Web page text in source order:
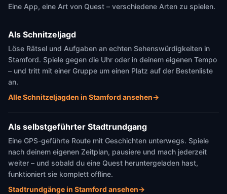
Eine App, eine Art von Quest – verschiedene Arten zu spielen.
Als Schnitzeljagd
Löse Rätsel und Aufgaben an echten Sehenswürdigkeiten in
Stamford. Spiele gegen die Uhr oder in deinem eigenen Tempo
– und tritt mit einer Gruppe um einen Platz auf der Bestenliste
an.
Alle Schnitzeljagden in Stamford ansehen→
Als selbstgeführter Stadtrundgang
Eine GPS-geführte Route mit Geschichten unterwegs. Spiele
nach deinem eigenen Zeitplan, pausiere und mach jederzeit
weiter – und sobald du eine Quest heruntergeladen hast,
funktioniert sie komplett offline.
Stadtrundgänge in Stamford ansehen→